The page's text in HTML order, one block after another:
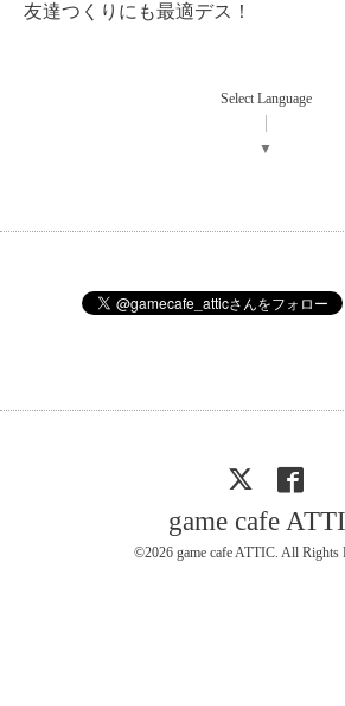
友達つくりにも最適デス！
Select Language
▼
game cafe
©2026 game cafe ATTIC. All Rights